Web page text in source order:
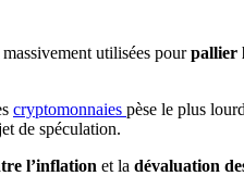
utilisées pourpallier
cryptomonnaies pèse le plus
de spéculation.
l’inflation et la dévaluation